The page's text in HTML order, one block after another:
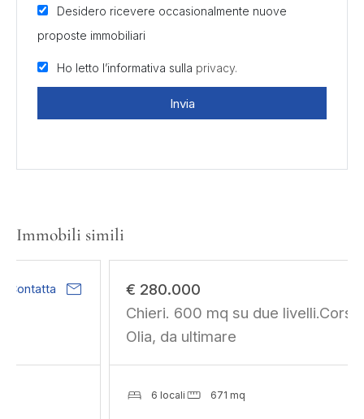
Desidero ricevere occasionalmente nuove
proposte immobiliari
Ho letto l’informativa sulla privacy.
Invia
Immobili simili
€ 280.000
Chieri. 600 mq su due livelli.Corso Egidio
Olia, da ultimare
671 mq